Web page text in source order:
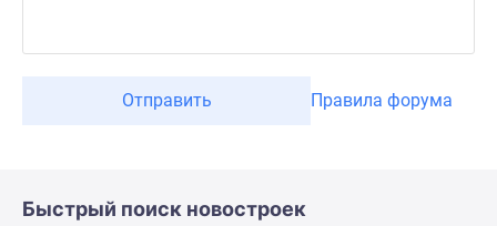
Отправить Правила форума
Быстрый поиск новостроек